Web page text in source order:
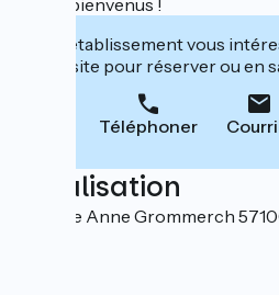
Soyez bienvenus !
Cet établissement vous
leur site pour réserver ou en
Téléphoner
Localisation
31 Place Anne Grommerch